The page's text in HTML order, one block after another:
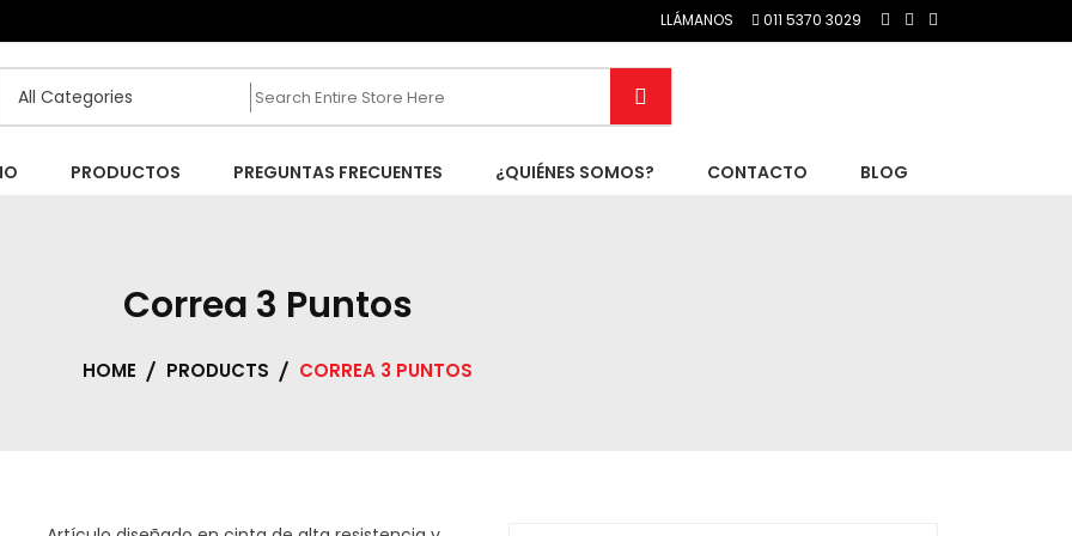
LLÁMANOS 011 5370 3029
PRODUCTOS PREGUNTAS FRECUENTES ¿QUIÉNES SOMOS? CONTACTO BLOG
Correa 3 Puntos
HOME PRODUCTS CORREA 3 PUNTOS